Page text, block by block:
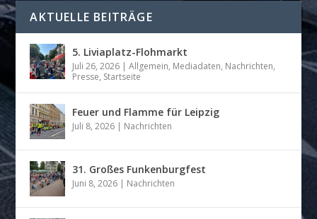
AKTUELLE BEITRÄGE
5. Liviaplatz-Flohmarkt
Juli 26, 2026 |Allgemein, Mediadaten, Nachrichten,
Presse, Startseite
Feuer und Flamme für Leipzig
Juli 8, 2026 | Nachrichten
31. Großes Funkenburgfest
Juni 8, 2026 | Nachrichten